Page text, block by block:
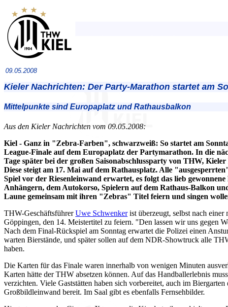
09.05.2008
Kieler Nachrichten: Der Party-Marathon startet am
Mittelpunkte sind Europaplatz und Rathausbalkon
Aus den Kieler Nachrichten vom 09.05.2008:
Kiel - Ganz in "Zebra-Farben", schwarzweiß: So startet am
League-Finale auf dem Europaplatz der Partymarathon. In die
Tage später bei der großen Saisonabschlussparty von THW,
Diese steigt am 17. Mai auf dem Rathausplatz. Alle
Spiel vor der Riesenleinwand erwartet, es folgt das lieb gewonnene
Anhängern, dem Autokorso, Spielern auf dem Rathaus-Balkon
Laune gemeinsam mit ihren "Zebras" Titel feiern und singen
THW-GeschäftsführerUwe Schwenkerist überzeugt, selbst nach einer
Göppingen, den 14. Meistertitel zu feiern. "Den lassen wir uns gegen
Nach dem Final-Rückspiel am Sonntag erwartet die Polizei einen
warten Bierstände, und später sollen auf dem NDR-Showtruck alle
haben.
Die Karten für das Finale waren innerhalb von wenigen Minuten
Karten hätte der THW absetzen können. Auf das Handballerlebnis
verzichten. Viele Gaststätten haben sich vorbereitet, auch im Biergarten
Großbildleinwand bereit. Im Saal gibt es ebenfalls Fernsehbilder.